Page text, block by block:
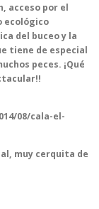
acceso por el
ecológico
del buceo y la
tiene de especial
peces. ¡Qué
08/cala-el-
muy cerquita de